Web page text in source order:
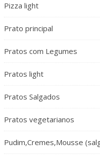
Pizza light
Prato principal
Pratos com Legumes
Pratos light
Pratos Salgados
Pratos vegetarianos
Pudim,Cremes,Mousse